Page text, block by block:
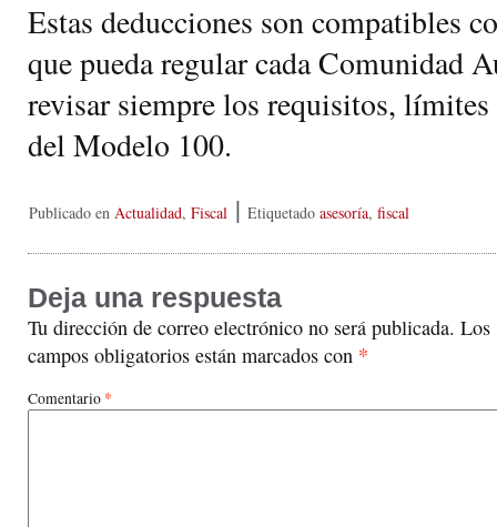
Estas deducciones son compatibles
que pueda regular cada Comunidad
revisar siempre los requisitos,
del Modelo 100.
Publicado en Actualidad, Fiscal | Etiquetado asesoría, fiscal
Deja una respuesta
Tu dirección de correo electrónico no será publicada. Los
campos obligatorios están marcados con *
Comentario *